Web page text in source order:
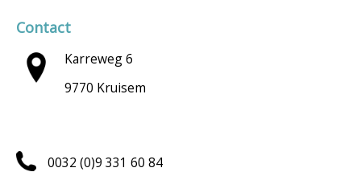
Contact
Karreweg 6
9770 Kruisem
0032 (0)9 331 60 84